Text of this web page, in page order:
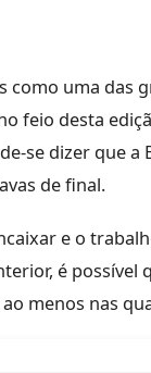
como uma das
feio desta
se dizer que a
de final.
e o
é possível
menos nas